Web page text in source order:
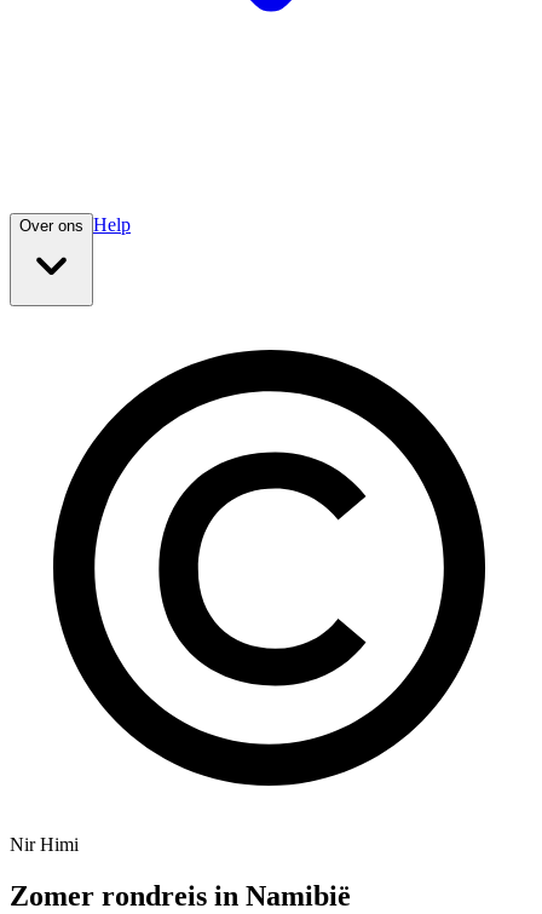
Over ons Help
Nir Himi
Zomer rondreis in Namibië